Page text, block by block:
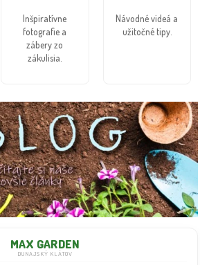
MAX GARDEN
DUNAJSKÝ KLÁTOV
Inšpiratívne
fotografie a
zábery zo
zákulisia.
Návodné videá a
užitočné tipy.